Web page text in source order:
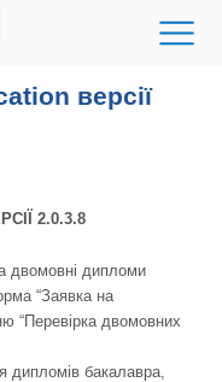
версії
2.0.3.8
двомовні дипломи
“Заявка на
“Перевірка двомовних
дипломів бакалавра,